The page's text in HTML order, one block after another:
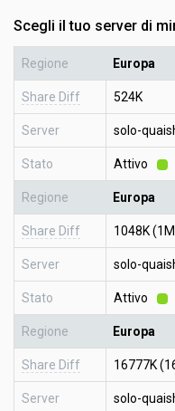
Scegli il tuo server di
Regione Europa
Share Diff 524K
Server solo-
Stato Attivo
Regione Europa
Share Diff 1048K
Server solo-
Stato Attivo
Regione Europa
Share Diff 16777K
Server solo-